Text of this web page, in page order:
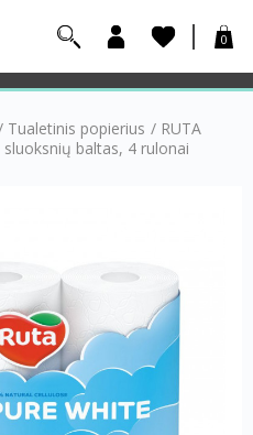
0
Tualetinis popierius / RUTA
baltas, 4 rulonai